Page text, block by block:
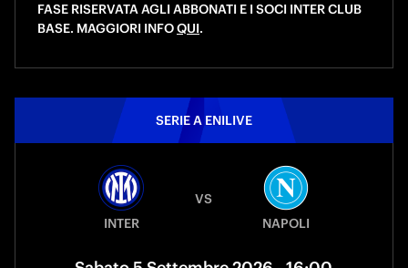
FASE RISERVATA AGLI ABBONATI E I SOCI INTER CLUB
BASE. MAGGIORI INFOQUI.
SERIE A ENILIVE
INTER
VS
NAPOLI